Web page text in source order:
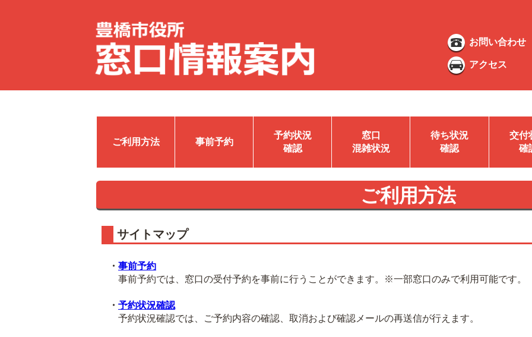
お問い合わせ
アクセス
ご利用方法 事前予約
予約状況
確認
窓口
混雑状況
待ち状況
確認
交付
確
ご利用方法
サイトマップ
・ 事前予約
事前予約では、窓口の受付予約を事前に行うことができます。※一部窓口のみで利用可能です。
・ 予約状況確認
予約状況確認では、ご予約内容の確認、取消および確認メールの再送信が行えます。